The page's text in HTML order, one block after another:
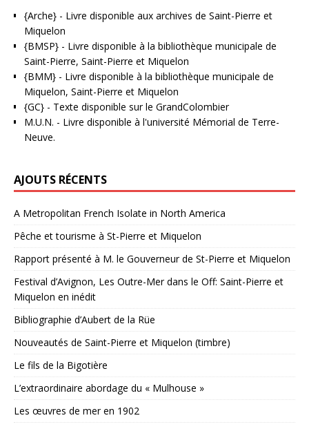
{Arche} - Livre disponible aux archives de Saint-Pierre et
Miquelon
{BMSP} - Livre disponible à la bibliothèque municipale de
Saint-Pierre, Saint-Pierre et Miquelon
{BMM} - Livre disponible à la bibliothèque municipale de
Miquelon, Saint-Pierre et Miquelon
{GC} - Texte disponible sur le GrandColombier
M.U.N. - Livre disponible à l'université Mémorial de Terre-
Neuve.
AJOUTS RÉCENTS
A Metropolitan French Isolate in North America
Pêche et tourisme à St-Pierre et Miquelon
Rapport présenté à M. le Gouverneur de St-Pierre et Miquelon
Festival d’Avignon, Les Outre-Mer dans le Off: Saint-Pierre et
Miquelon en inédit
Bibliographie d’Aubert de la Rüe
Nouveautés de Saint-Pierre et Miquelon (timbre)
Le fils de la Bigotière
L’extraordinaire abordage du « Mulhouse »
Les œuvres de mer en 1902